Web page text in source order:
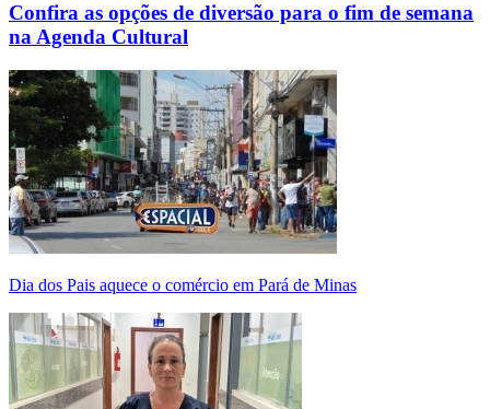
Confira as opções de diversão para o fim de semana
na Agenda Cultural
Dia dos Pais aquece o comércio em Pará de Minas